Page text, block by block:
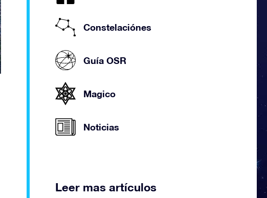
Constelaciónes
Guía OSR
Magico
Noticias
Leer mas artículos